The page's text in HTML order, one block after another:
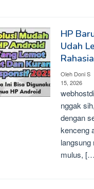
HP
Udah
Oleh Doni S
15, 2026
nggak
dengan
kenceng
langsung
mulus,